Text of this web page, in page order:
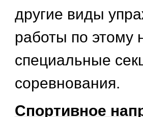
другие виды
работы по этому
специальные
соревнования.
Спортивное